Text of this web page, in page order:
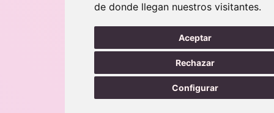
de donde llegan nuestros visitantes.
Aceptar
Rechazar
Configurar